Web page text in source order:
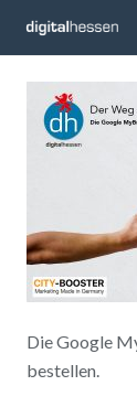
Die Google
bestellen.